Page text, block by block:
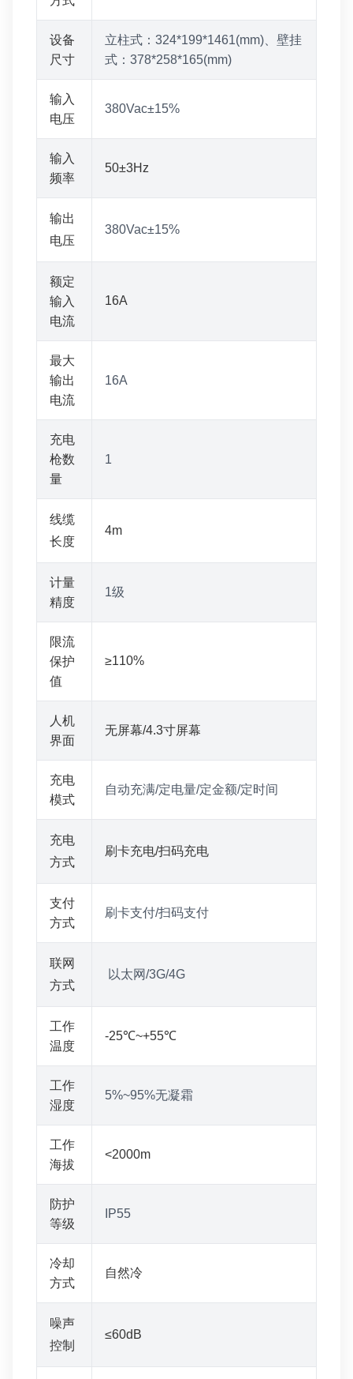
设备
尺寸
立柱式：324*199*1461(mm)、壁挂
式：378*258*165(mm)
输入
电压
380Vac±15%
输入
频率
50±3Hz
输出
电压
380Vac±15%
额定
输入
电流
16A
最大
输出
电流
16A
充电
枪数
量
1
线缆
长度
4m
计量
精度
1级
限流
保护
值
≥110%
人机
界面
无屏幕/4.3寸屏幕
充电
模式
自动充满/定电量/定金额/定时间
充电
方式
刷卡充电/扫码充电
支付
方式
刷卡支付/扫码支付
联网
方式
以太网/3G/4G
工作
温度
-25℃~+55℃
工作
湿度
5%~95%无凝霜
工作
海拔
<2000m
防护
等级
IP55
冷却
方式
自然冷
噪声
控制
≤60dB